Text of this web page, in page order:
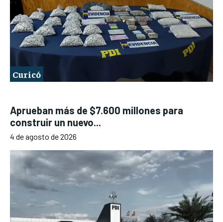
Curicó
Aprueban más de $7.600 millones para
construir un nuevo...
4 de agosto de 2026